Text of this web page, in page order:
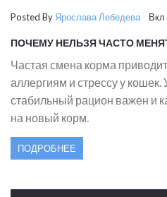
Posted By Ярослава Лебедева Вкл
ПОЧЕМУ НЕЛЬЗЯ ЧАСТО
Частая смена корма
аллергиям и стрессу у кошек.
стабильный рацион важен и
на новый корм.
ПОДРОБНЕЕ